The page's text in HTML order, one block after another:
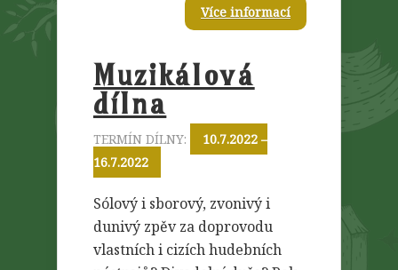
Více informací
Muzikálová
dílna
TERMÍN DÍLNY:
10.7.2022 –
16.7.2022
Sólový i sborový, zvonivý i
dunivý zpěv za doprovodu
vlastních i cizích hudebních